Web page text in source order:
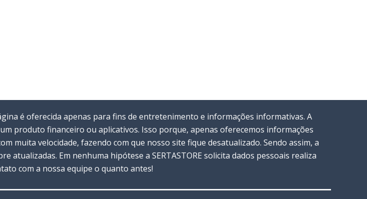
é oferecida apenas para fins de entretenimento e informações informativas. A
produto financeiro ou aplicativos. Isso porque, apenas oferecemos informações
muita velocidade, fazendo com que nosso site fique desatualizado. Sendo assim, a
atualizadas. Em nenhuma hipótese a SERTASTORE solicita dados pessoais realiza
com a nossa equipe o quanto antes!